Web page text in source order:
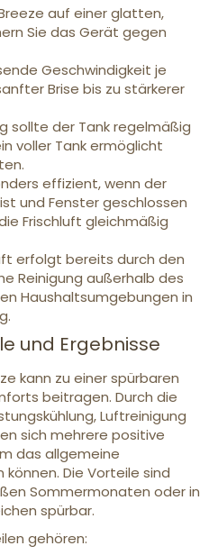
auf einer glatten,
Sie das Gerät gegen
Geschwindigkeit je
Brise bis zu stärkerer
sollte der Tank regelmäßig
voller Tank ermöglicht
effizient, wenn der
und Fenster geschlossen
Frischluft gleichmäßig
erfolgt bereits durch den
Reinigung außerhalb des
Haushaltsumgebungen in
und Ergebnisse
kann zu einer spürbaren
beitragen. Durch die
Luftreinigung
sich mehrere positive
das allgemeine
Die Vorteile sind
Sommermonaten oder in
spürbar.
gehören: